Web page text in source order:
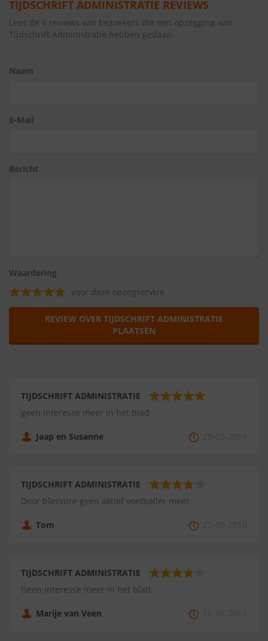
TIJDSCHRIFT ADMINISTRATIE REVIEWS
Lees de 6 reviews van bezoekers die een opzegging van
Tijdschrift Administratie hebben gedaan.
Naam
E-Mail
Bericht
Waardering
voor deze opzegservice
REVIEW OVER TIJDSCHRIFT ADMINISTRATIE
PLAATSEN
TIJDSCHRIFT ADMINISTRATIE
geen interesse meer in het blad
Jaap en Susanne
TIJDSCHRIFT ADMINISTRATIE
Door blessure geen aktief voetballer meer
Tom
TIJDSCHRIFT ADMINISTRATIE
Geen interesse meer in het blad.
Marije van Veen